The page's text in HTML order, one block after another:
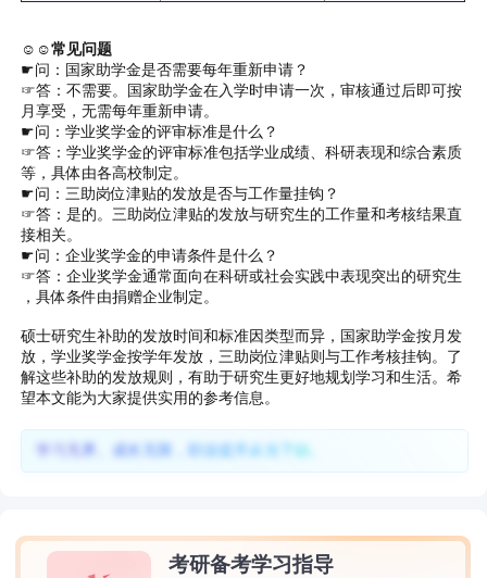
☺☺常见问题
☛问：国家助学金是否需要每年重新申请？
☞答：不需要。国家助学金在入学时申请一次，审核通过后即可按
月享受，无需每年重新申请。
☛问：学业奖学金的评审标准是什么？
☞答：学业奖学金的评审标准包括学业成绩、科研表现和综合素质
等，具体由各高校制定。
☛问：三助岗位津贴的发放是否与工作量挂钩？
☞答：是的。三助岗位津贴的发放与研究生的工作量和考核结果直
接相关。
☛问：企业奖学金的申请条件是什么？
☞答：企业奖学金通常面向在科研或社会实践中表现突出的研究生
，具体条件由捐赠企业制定。
硕士研究生补助的发放时间和标准因类型而异，国家助学金按月发
放，学业奖学金按学年发放，三助岗位津贴则与工作考核挂钩。了
解这些补助的发放规则，有助于研究生更好地规划学习和生活。希
望本文能为大家提供实用的参考信息。
学习无界、成长无限，职业提升从当下始。
考研备考学习指导